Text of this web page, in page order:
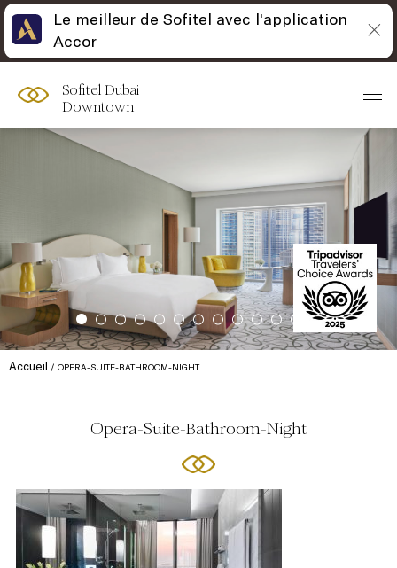
Sofitel Dubai
Downtown
Accueil OPERA-SUITE-BATHROOM-NIGHT
Opera-Suite-Bathroom-Night
Le meilleur de Sofitel avec l'application
Accor